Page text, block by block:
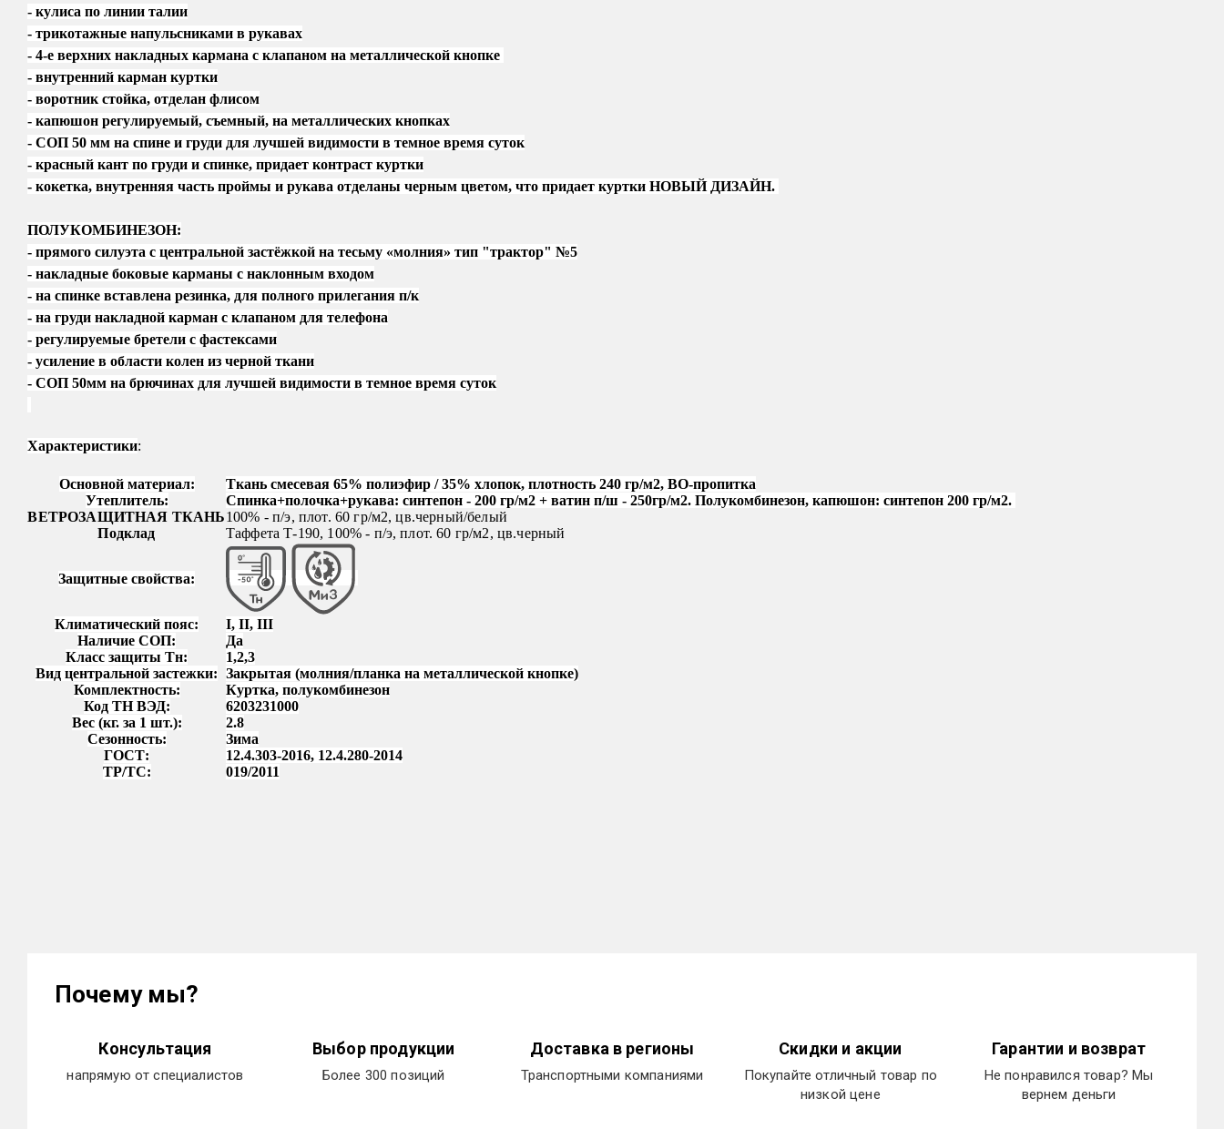
- кулиса по линии талии
- трикотажные напульсниками в рукавах
- 4-е верхних накладных кармана с клапаном на металлической кнопке
- внутренний карман куртки
- воротник стойка, отделан флисом
- капюшон регулируемый, съемный, на металлических кнопках
- СОП 50 мм на спине и груди для лучшей видимости в темное время суток
- красный кант по груди и спинке, придает контраст куртки
- кокетка, внутренняя часть проймы и рукава отделаны черным цветом, что придает куртки НОВЫЙ ДИЗАЙН.
ПОЛУКОМБИНЕЗОН:
- прямого силуэта с центральной застёжкой на тесьму «молния» тип "трактор" №5
- накладные боковые карманы с наклонным входом
- на спинке вставлена резинка, для полного прилегания п/к
- на груди накладной карман с клапаном для телефона
- регулируемые бретели с фастексами
- усиление в области колен из черной ткани
- СОП 50мм на брючинах для лучшей видимости в темное время суток
Характеристики:
Основной материал:
Ткань смесевая 65% полиэфир / 35% хлопок, плотность 240 гр/м2, ВО-пропитка
Утеплитель:
Спинка+полочка+рукава: синтепон - 200 гр/м2 + ватин п/ш - 250гр/м2. Полукомбинезон, капюшон: синтепон 200 гр/м2.
ВЕТРОЗАЩИТНАЯ ТКАНЬ100% - п/э, плот. 60 гр/м2, цв.черный/белый
Подклад
Таффета Т-190, 100% - п/э, плот. 60 гр/м2, цв.черный
Защитные свойства:
Климатический пояс:
I, II, III
Наличие СОП:
Да
Класс защиты Тн:
1,2,3
Вид центральной застежки: Закрытая (молния/планка на металлической кнопке)
Комплектность:
Куртка, полукомбинезон
Код ТН ВЭД:
6203231000
Вес (кг. за 1 шт.):
2.8
Сезонность:
Зима
ГОСТ:
12.4.303-2016, 12.4.280-2014
ТР/ТС:
019/2011
Почему мы?
Консультация
напрямую от специалистов
Выбор продукции
Более 300 позиций
Доставка в регионы
Транспортными компаниями
Скидки и акции
Покупайте отличный товар по
низкой цене
Гарантии и возврат
Не понравился товар? Мы
вернем деньги